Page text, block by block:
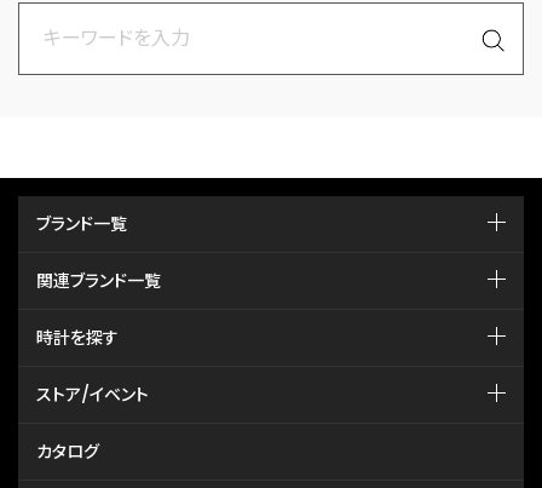
ブランド一覧
関連ブランド一覧
時計を探す
ストア/イベント
カタログ